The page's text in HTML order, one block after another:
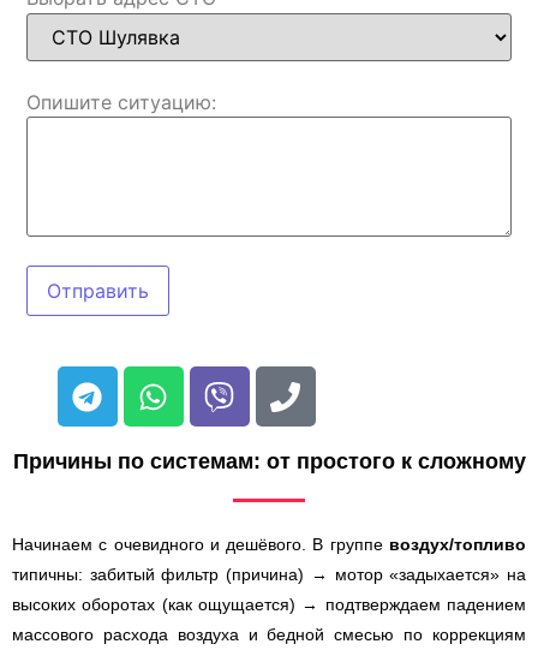
Опишите ситуацию:
Отправить
Причины по системам: от простого к сложному
Начинаем с очевидного и дешёвого. В группе воздух/топливо
типичны: забитый фильтр (причина) → мотор «задыхается» на
высоких оборотах (как ощущается) → подтверждаем падением
массового расхода воздуха и бедной смесью по коррекциям